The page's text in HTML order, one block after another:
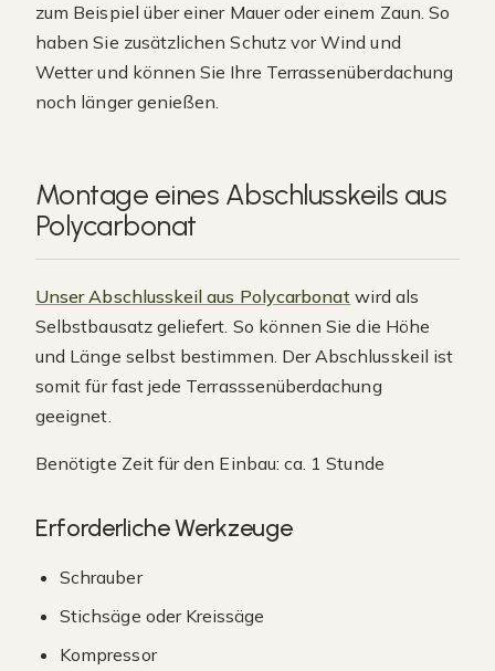
zum Beispiel über einer Mauer oder einem Zaun. So
haben Sie zusätzlichen Schutz vor Wind und
Wetter und können Sie Ihre Terrassenüberdachung
noch länger genießen.
Montage eines Abschlusskeils aus
Polycarbonat
Unser Abschlusskeil aus Polycarbonat wird als
Selbstbausatz geliefert. So können Sie die Höhe
und Länge selbst bestimmen. Der Abschlusskeil ist
somit für fast jede Terrasssenüberdachung
geeignet.
Benötigte Zeit für den Einbau: ca. 1 Stunde
Erforderliche Werkzeuge
Schrauber
Stichsäge oder Kreissäge
Kompressor